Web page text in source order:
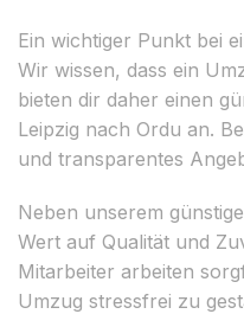
Ein wichtiger Punkt bei
Wir wissen, dass ein
bieten dir daher einen
Leipzig nach Ordu an.
und transparentes
Neben unserem
Wert auf Qualität und
Mitarbeiter arbeiten
Umzug stressfrei zu